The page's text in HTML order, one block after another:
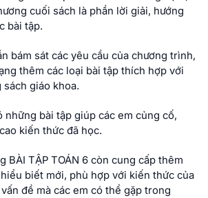
cuối sách là phần lời giải, hướng
bài tập.
bám sát các yêu cầu của chương trình,
thêm các loại bài tập thích hợp với
giáo khoa.
những bài tập giúp các em củng cố,
kiến thức đã học.
BÀI TẬP TOÁN 6 còn cung cấp thêm
biết mới, phù hợp với kiến thức của
đề mà các em có thể gặp trong